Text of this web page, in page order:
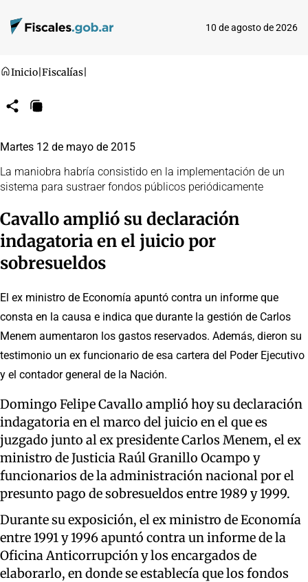
10 de agosto de 2026
Inicio Fiscalías
CompartirCopiar
Martes 12 de mayo de 2015
La maniobra habría consistido en la implementación de un
sistema para sustraer fondos públicos periódicamente
Cavallo amplió su declaración
indagatoria en el juicio por
sobresueldos
El ex ministro de Economía apuntó contra un informe que
consta en la causa e indica que durante la gestión de Carlos
Menem aumentaron los gastos reservados. Además, dieron su
testimonio un ex funcionario de esa cartera del Poder Ejecutivo
y el contador general de la Nación.
Domingo Felipe Cavallo amplió hoy su declaración
indagatoria en el marco del juicio en el que es
juzgado junto al ex presidente Carlos Menem, el ex
ministro de Justicia Raúl Granillo Ocampo y
funcionarios de la administración nacional por el
presunto pago de sobresueldos entre 1989 y 1999.
Durante su exposición, el ex ministro de Economía
entre 1991 y 1996 apuntó contra un informe de la
Oficina Anticorrupción y los encargados de
elaborarlo, en donde se establecía que los fondos